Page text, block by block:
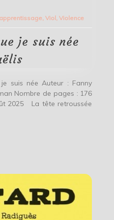
ainsi
suis
née
–
Michaëlis
, Viol, Violence
je suis née
suis née Auteur : Fanny
Nombre de pages : 176
2025 La tête retroussée